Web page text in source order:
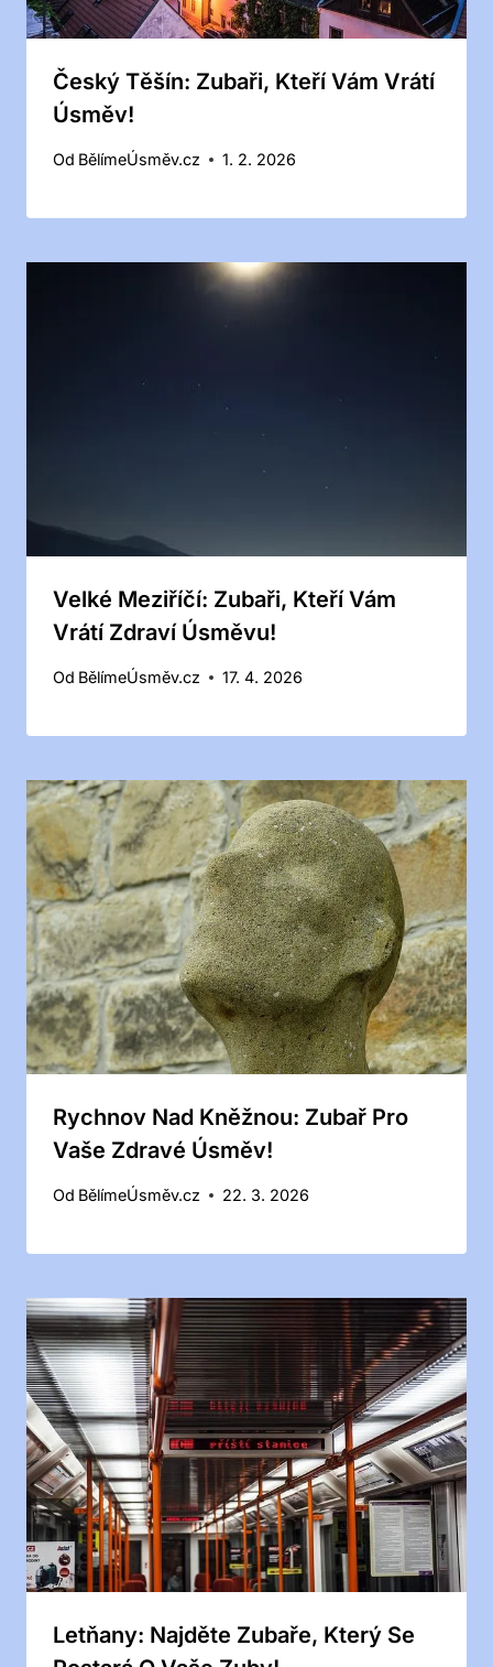
Český Těšín: Zubaři, Kteří Vám Vrátí
Úsměv!
Od BělímeÚsměv.cz 1. 2. 2026
Velké Meziříčí: Zubaři, Kteří Vám
Vrátí Zdraví Úsměvu!
Od BělímeÚsměv.cz 17. 4. 2026
Rychnov Nad Kněžnou: Zubař Pro
Vaše Zdravé Úsměv!
Od BělímeÚsměv.cz 22. 3. 2026
Letňany: Najděte Zubaře, Který Se